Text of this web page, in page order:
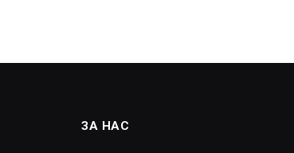
ЗА НАС